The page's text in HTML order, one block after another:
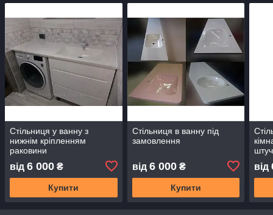
Стільниця у ванну з
нижнім кріпленням
раковини
від 6 000 ₴
Купити
Стільниця в ванну під
замовлення
від 6 000₴
Купити
від